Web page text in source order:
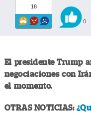
18
0
El presidente Trump
negociaciones con
el momento.
OTRAS NOTICIAS: